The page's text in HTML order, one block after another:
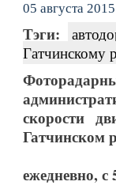
05 августа 2015
Тэги:
Гатчинскому
скорости
Гатчинском
ежедневно, с